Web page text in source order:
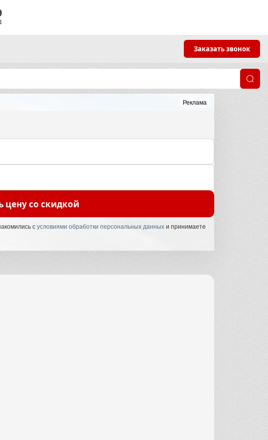
Заказать звонок
Реклама
цену со скидкой
с условиями обработки персональных данныхи принимаете